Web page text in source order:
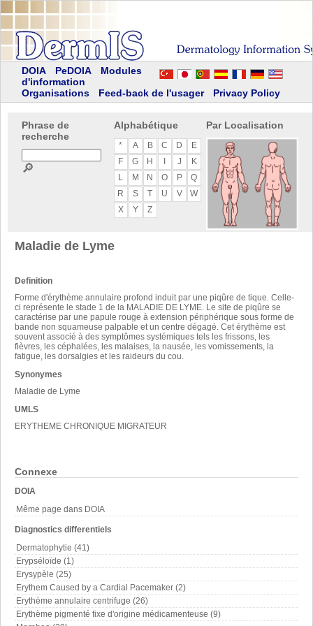
DOIA PeDOIA
Modules
d'information
Organisations
Feed-back de l'usager Privacy Policy
Phrase de
recherche
🔎
Alphabétique
* A B C D
E
F
G H J
K
L
M N O P
Q
R
S T U V
W
X
Y Z
Par Localisation
Connexe
DOIA
Même page dans DOIA
Diagnostics differentiels
Dermatophytie (41)
Erypséloïde (1)
Erysypèle (25)
Erythem Caused by a Cardial Pacemaker (2)
Erythème annulaire centrifuge (26)
Erythème pigmenté fixe d'origine médicamenteuse (9)
Maladie de Lyme
Definition
Forme d'érythème annulaire profond induit par une piqûre de tique. Celle-
ci représente le stade 1 de la MALADIE DE LYME. Le site de piqûre se
caractérise par une papule rouge à extension périphérique sous forme de
bande non squameuse palpable et un centre dégagé. Cet érythème est
souvent associé à des symptômes systémiques tels les frissons, les
fièvres, les céphalées, les malaises, la nausée, les vomissements, la
fatigue, les dorsalgies et les raideurs du cou.
Synonymes
Maladie de Lyme
UMLS
ERYTHEME CHRONIQUE MIGRATEUR